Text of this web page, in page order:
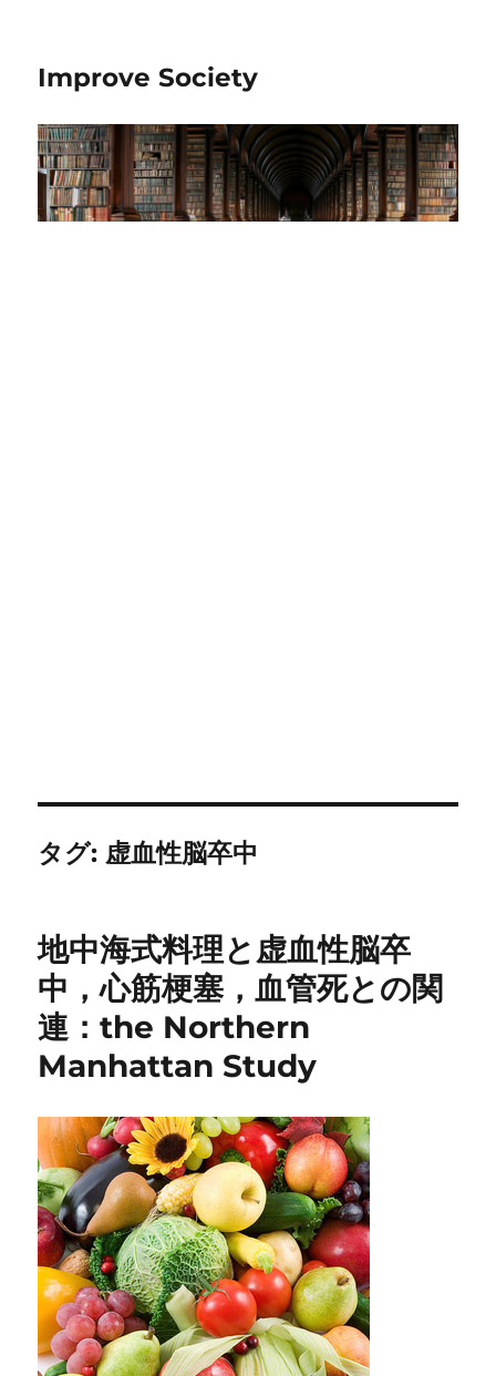
Improve Society
タグ: 虚血性脳卒中
地中海式料理と虚血性脳卒
中，心筋梗塞，血管死との関
連：the Northern
Manhattan Study